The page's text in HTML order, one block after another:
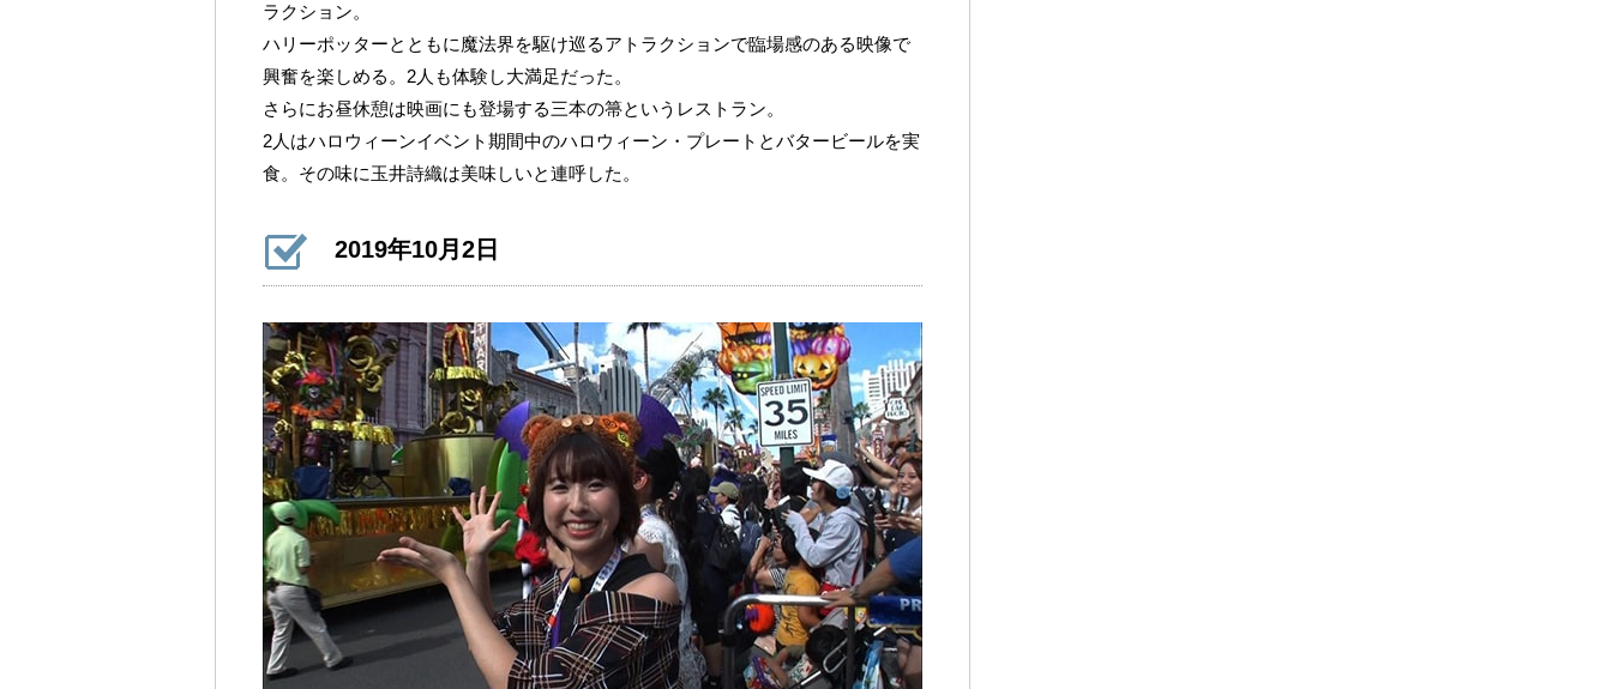
ラクション。
ハリーポッターとともに魔法界を駆け巡るアトラクションで臨場感のある映像で
興奮を楽しめる。2人も体験し大満足だった。
さらにお昼休憩は映画にも登場する三本の箒というレストラン。
2人はハロウィーンイベント期間中のハロウィーン・プレートとバタービールを実
食。その味に玉井詩織は美味しいと連呼した。
2019年10月2日